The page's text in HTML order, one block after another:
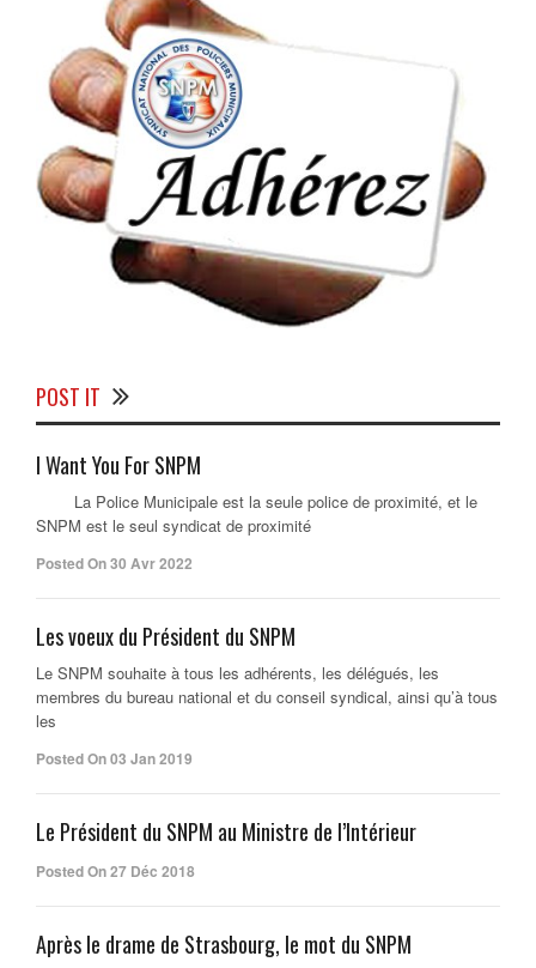
POST IT
I Want You For SNPM
La Police Municipale est la seule police de proximité, et le
SNPM est le seul syndicat de proximité
Posted On 30 Avr 2022
Les voeux du Président du SNPM
Le SNPM souhaite à tous les adhérents, les délégués, les
membres du bureau national et du conseil syndical, ainsi qu’à tous
les
Posted On 03 Jan 2019
Le Président du SNPM au Ministre de l’Intérieur
Posted On 27 Déc 2018
Après le drame de Strasbourg, le mot du SNPM